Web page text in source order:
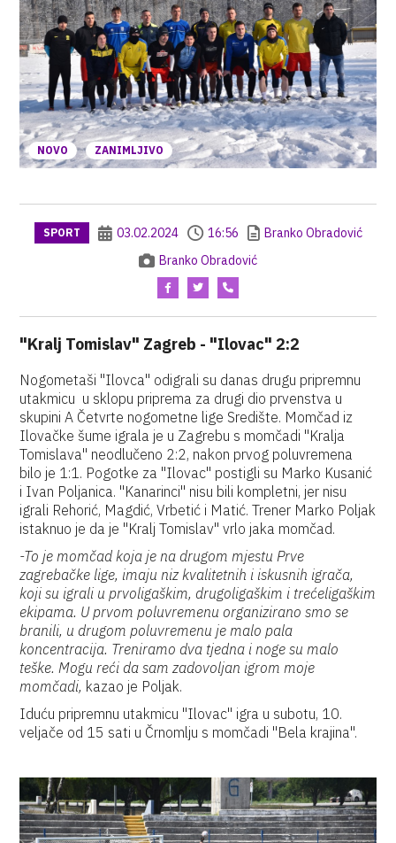
NOVO ZANIMLJIVO
SPORT 03.02.2024 16:56
Branko Obradović
Branko Obradović
"Kralj Tomislav" Zagreb - "Ilovac" 2:2
Nogometaši "Ilovca" odigrali su danas drugu pripremnu
utakmicu u sklopu priprema za drugi dio prvenstva u
skupini A Četvrte nogometne lige Središte. Momčad iz
Ilovačke šume igrala je u Zagrebu s momčadi "Kralja
Tomislava" neodlučeno 2:2, nakon prvog poluvremena
bilo je 1:1. Pogotke za "Ilovac" postigli su Marko Kusanić
i Ivan Poljanica. "Kanarinci" nisu bili kompletni, jer nisu
igrali Rehorić, Magdić, Vrbetić i Matić. Trener Marko Poljak
istaknuo je da je "Kralj Tomislav" vrlo jaka momčad.
-To je momčad koja je na drugom mjestu Prve
zagrebačke lige, imaju niz kvalitetnih i iskusnih igrača,
koji su igrali u prvoligaškim, drugoligaškim i trećeligaškim
ekipama. U prvom poluvremenu organizirano smo se
branili, u drugom poluvremenu je malo pala
koncentracija. Treniramo dva tjedna i noge su malo
teške. Mogu reći da sam zadovoljan igrom moje
momčadi, kazao je Poljak.
Iduću pripremnu utakmicu "Ilovac" igra u subotu, 10.
veljače od 15 sati u Črnomlju s momčadi "Bela krajina".